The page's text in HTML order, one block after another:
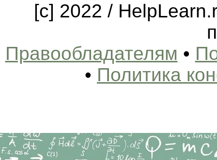
[c] 2022 /
Правообладателям •
• Политика